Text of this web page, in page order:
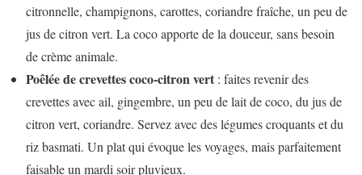
citronnelle, champignons, carottes, coriandre fraîche, un peu de
jus de citron vert. La coco apporte de la douceur, sans besoin
de crème animale.
Poêlée de crevettes coco-citron vert : faites revenir des
crevettes avec ail, gingembre, un peu de lait de coco, du jus de
citron vert, coriandre. Servez avec des légumes croquants et du
riz basmati. Un plat qui évoque les voyages, mais parfaitement
faisable un mardi soir pluvieux.